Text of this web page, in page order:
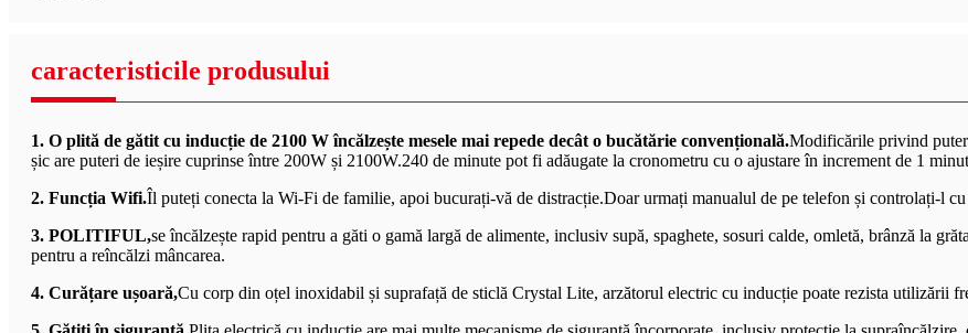
caracteristicile produsului
1. O plită de gătit cu inducție de 2100 W încălzește mesele mai repede decât o bucătărie convențională.Modificările privind
șic are puteri de ieșire cuprinse între 200W și 2100W.240 de minute pot fi adăugate la cronometru cu o ajustare în increment de 1
2. Funcția Wifi.Îl puteți conecta la Wi-Fi de familie, apoi bucurați-vă de distracție.Doar urmați manualul de pe telefon și controlați-l
3. POLITIFUL,se încălzește rapid pentru a găti o gamă largă de alimente, inclusiv supă, spaghete, sosuri calde, omletă, brânză la
pentru a reîncălzi mâncarea.
4. Curățare ușoară,Cu corp din oțel inoxidabil și suprafață de sticlă Crystal Lite, arzătorul electric cu inducție poate rezista utilizării